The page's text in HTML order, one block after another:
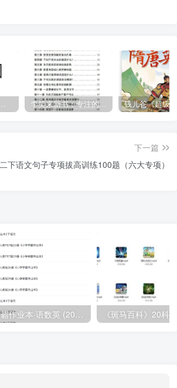
李笑来新书：专注的真相 [PDF]
下一篇
二下语文句子专项拔高训练100题（六大专项）
《斑马百科》20科